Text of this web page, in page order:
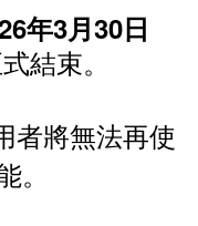
年3月30日
結束。
者將無法再使